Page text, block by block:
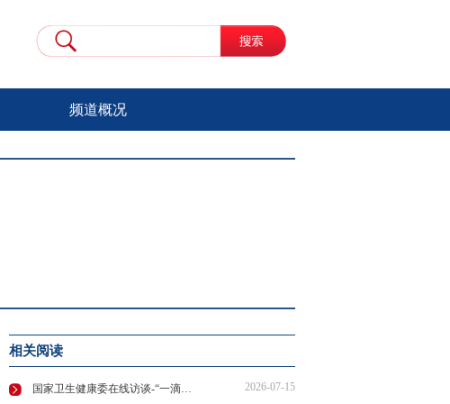
频道概况
相关阅读
国家卫生健康委在线访谈-“一滴热血，一份爱心；无偿献血，挽救生命”在线访谈 2026-07-15